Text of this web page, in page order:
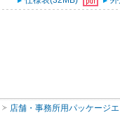
店舗・事務所用パッケージ